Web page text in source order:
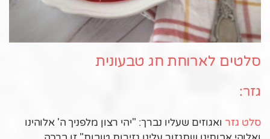
סלטים לארוחת חג טבעונית
גזר:
סלט גזר ואגוזים שעליו נברך: "יהי רצון מלפניך ה' אלוהינו